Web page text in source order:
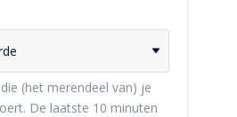
(het merendeel van) je
De laatste 10 minuten